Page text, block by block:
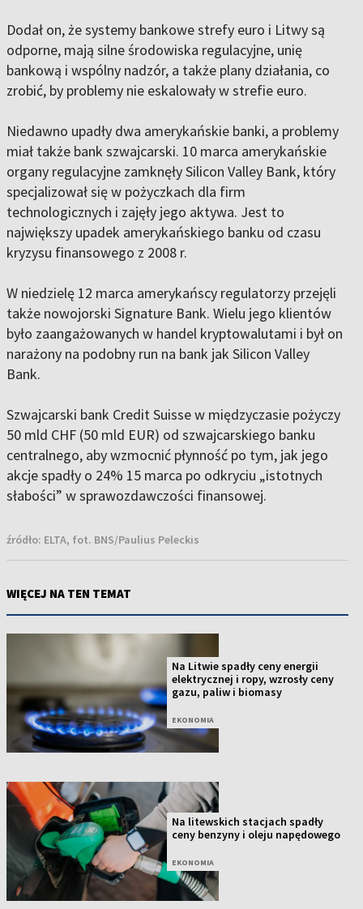
Dodał on, że systemy bankowe strefy euro i Litwy są
odporne, mają silne środowiska regulacyjne, unię
bankową i wspólny nadzór, a także plany działania, co
zrobić, by problemy nie eskalowały w strefie euro.
Niedawno upadły dwa amerykańskie banki, a problemy
miał także bank szwajcarski. 10 marca amerykańskie
organy regulacyjne zamknęły Silicon Valley Bank, który
specjalizował się w pożyczkach dla firm
technologicznych i zajęły jego aktywa. Jest to
największy upadek amerykańskiego banku od czasu
kryzysu finansowego z 2008 r.
W niedzielę 12 marca amerykańscy regulatorzy przejęli
także nowojorski Signature Bank. Wielu jego klientów
było zaangażowanych w handel kryptowalutami i był on
narażony na podobny run na bank jak Silicon Valley
Bank.
Szwajcarski bank Credit Suisse w międzyczasie pożyczy
50 mld CHF (50 mld EUR) od szwajcarskiego banku
centralnego, aby wzmocnić płynność po tym, jak jego
akcje spadły o 24% 15 marca po odkryciu „istotnych
słabości” w sprawozdawczości finansowej.
źródło: ELTA, fot. BNS/Paulius Peleckis
WIĘCEJ NA TEN TEMAT
Na Litwie spadły ceny energii
elektrycznej i ropy, wzrosły ceny
gazu, paliw i biomasy
EKONOMIA
Na litewskich stacjach spadły
ceny benzyny i oleju napędowego
EKONOMIA